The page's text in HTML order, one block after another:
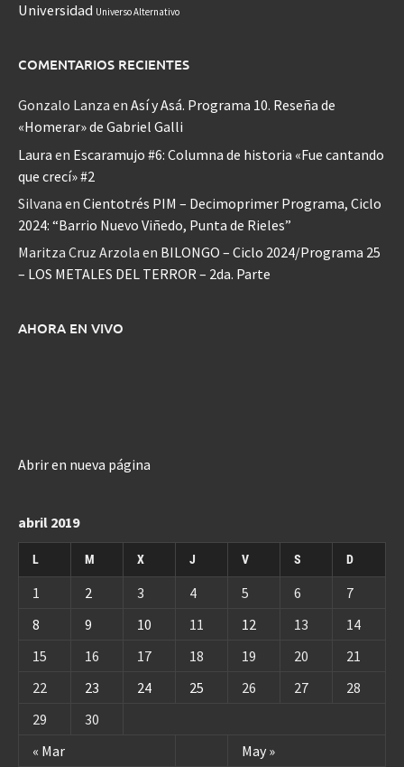
Universidad Universo Alternativo
COMENTARIOS RECIENTES
Gonzalo Lanza en Así y Asá. Programa 10. Reseña de
«Homerar» de Gabriel Galli
Laura en Escaramujo #6: Columna de historia «Fue cantando
que crecí» #2
Silvana en Cientotrés PIM – Decimoprimer Programa, Ciclo
2024: “Barrio Nuevo Viñedo, Punta de Rieles”
Maritza Cruz Arzola en BILONGO – Ciclo 2024/Programa 25
– LOS METALES DEL TERROR – 2da. Parte
AHORA EN VIVO
Abrir en nueva página
abril 2019
L M X J V S D
« Mar May »
1 2 3 4 5 6
7
8
9 10 11 12 13
14
15
16 17 18 19 20
21
22
23 24 25 26 27
28
29
30